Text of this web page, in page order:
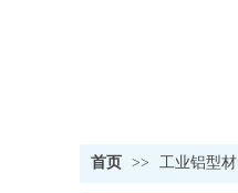
首页 >> 工业铝型材